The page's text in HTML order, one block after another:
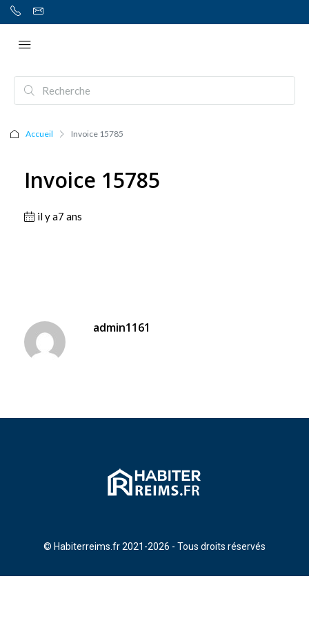
Accueil Invoice 15785
Invoice 15785
il y a7 ans
admin1161
© Habiterreims.fr 2021-2026 - Tous droits réservés